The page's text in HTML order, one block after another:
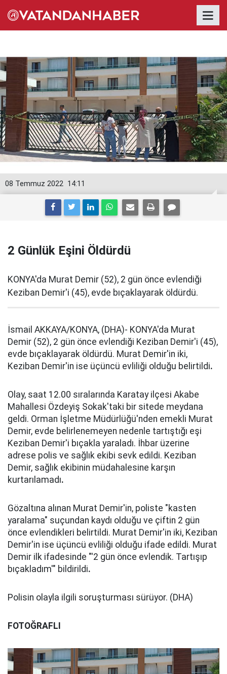
14:11
08 Temmuz 2022
2 Günlük Eşini Öldürdü
KONYA'da Murat Demir (52), 2 gün önce evlendiği
Keziban Demir'i (45), evde bıçaklayarak öldürdü.
İsmail AKKAYA/KONYA, (DHA)- KONYA'da Murat
Demir (52), 2 gün önce evlendiği Keziban Demir'i (45),
evde bıçaklayarak öldürdü. Murat Demir'in iki,
Keziban Demir'in ise üçüncü evliliği olduğu belirtildi.
Olay, saat 12.00 sıralarında Karatay ilçesi Akabe
Mahallesi Özdeyiş Sokak'taki bir sitede meydana
geldi. Orman İşletme Müdürlüğü'nden emekli Murat
Demir, evde belirlenemeyen nedenle tartıştığı eşi
Keziban Demir'i bıçakla yaraladı. İhbar üzerine
adrese polis ve sağlık ekibi sevk edildi. Keziban
Demir, sağlık ekibinin müdahalesine karşın
kurtarılamadı.
Gözaltına alınan Murat Demir'in, poliste "kasten
yaralama" suçundan kaydı olduğu ve çiftin 2 gün
önce evlendikleri belirtildi. Murat Demir'in iki, Keziban
Demir'in ise üçüncü evliliği olduğu ifade edildi. Murat
Demir ilk ifadesinde "'2 gün önce evlendik. Tartışıp
bıçakladım'" bildirildi.
Polisin olayla ilgili soruşturması sürüyor. (DHA)
FOTOĞRAFLI